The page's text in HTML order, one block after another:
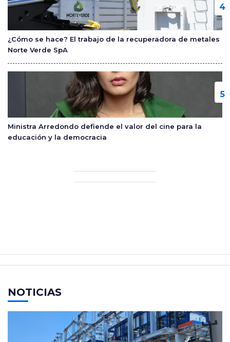
¿Cómo se hace? El trabajo de la recuperadora de metales
Norte Verde SpA
Ministra Arredondo defiende el valor del cine para la
educación y la democracia
NOTICIAS